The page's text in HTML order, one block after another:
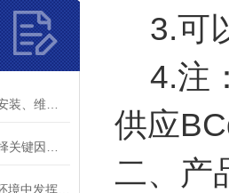
3.可
4.注
供应
二、产